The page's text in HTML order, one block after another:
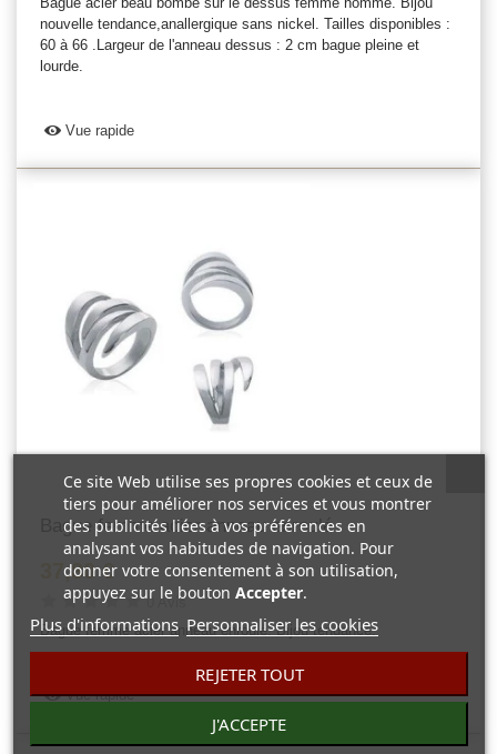
nouvelle tendance,anallergique sans nickel. Tailles disponibles :
60 à 66 .Largeur de l'anneau dessus : 2 cm bague pleine et
lourde.
Vue rapide
Bague femme acier anneau enroulé
37,80 €
0 Avis
Bague femme acier anneau enroulé. Bijou tendance.
Vue rapide
Ce site Web utilise ses propres cookies et ceux de
tiers pour améliorer nos services et vous montrer
des publicités liées à vos préférences en
analysant vos habitudes de navigation. Pour
donner votre consentement à son utilisation,
appuyez sur le bouton Accepter.
Plus d'informations Personnaliser les cookies
REJETER TOUT
J'ACCEPTE